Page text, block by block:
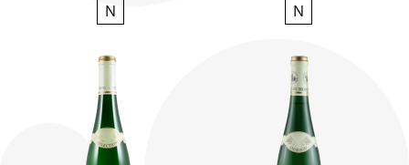
N N